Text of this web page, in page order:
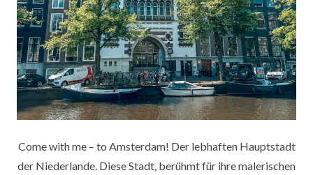
Come with me – to Amsterdam! Der lebhaften Hauptstadt
der Niederlande. Diese Stadt, berühmt für ihre malerischen